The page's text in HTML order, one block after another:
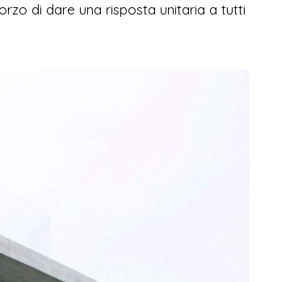
di dare una risposta unitaria a tutti